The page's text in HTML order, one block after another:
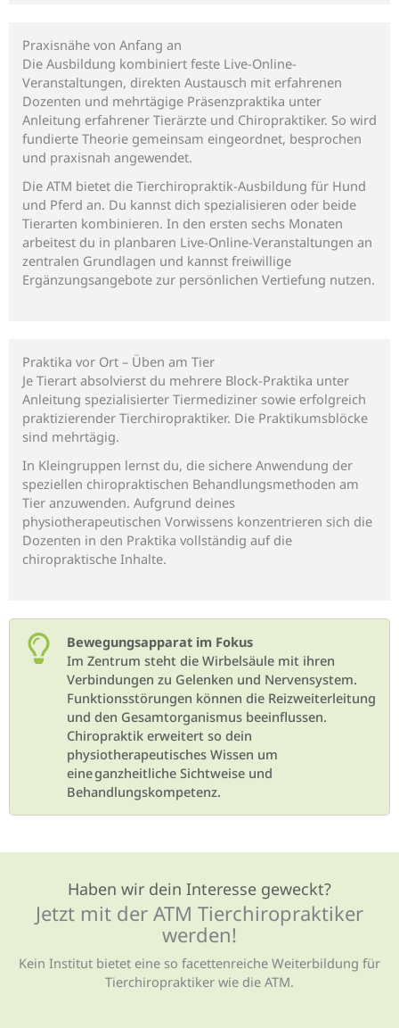
Praxisnähe von Anfang an
Die Ausbildung kombiniert feste Live-Online-
Veranstaltungen, direkten Austausch mit erfahrenen
Dozenten und mehrtägige Präsenzpraktika unter
Anleitung erfahrener Tierärzte und Chiropraktiker. So wird
fundierte Theorie gemeinsam eingeordnet, besprochen
und praxisnah angewendet.
Die ATM bietet die Tierchiropraktik-Ausbildung für Hund
und Pferd an. Du kannst dich spezialisieren oder beide
Tierarten kombinieren. In den ersten sechs Monaten
arbeitest du in planbaren Live-Online-Veranstaltungen an
zentralen Grundlagen und kannst freiwillige
Ergänzungsangebote zur persönlichen Vertiefung nutzen.
Praktika vor Ort – Üben am Tier
Je Tierart absolvierst du mehrere Block-Praktika unter
Anleitung spezialisierter Tiermediziner sowie erfolgreich
praktizierender Tierchiropraktiker. Die Praktikumsblöcke
sind mehrtägig.
In Kleingruppen lernst du, die sichere Anwendung der
speziellen chiropraktischen Behandlungsmethoden am
Tier anzuwenden. Aufgrund deines
physiotherapeutischen Vorwissens konzentrieren sich die
Dozenten in den Praktika vollständig auf die
chiropraktische Inhalte.
Bewegungsapparat im Fokus
Im Zentrum steht die Wirbelsäule mit ihren
Verbindungen zu Gelenken und Nervensystem.
Funktionsstörungen können die Reizweiterleitung
und den Gesamtorganismus beeinflussen.
Chiropraktik erweitert so dein
physiotherapeutisches Wissen um
eine ganzheitliche Sichtweise und
Behandlungskompetenz.
Haben wir dein Interesse geweckt?
Jetzt mit der ATM Tierchiro­praktiker
werden!
Kein Institut bietet eine so facettenreiche Weiterbildung für
Tierchiropraktiker wie die ATM.